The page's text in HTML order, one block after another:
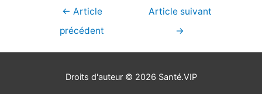
Navigation
← Article
précédent
Article suivant
→
Droits d'auteur © 2026 Santé.VIP